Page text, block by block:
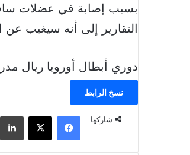
بسبب إصابة في عضلات
التقارير إلى أنه سيغيب عن
دوري أبطال أوروبا ريال
نسخ الرابط
شاركها فيسبوك ‫X